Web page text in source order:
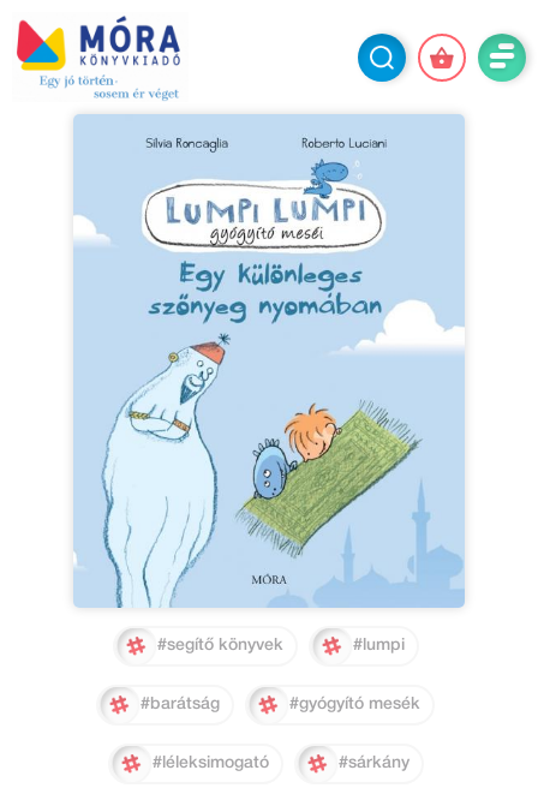
#segítő könyvek #lumpi
#barátság #gyógyító mesék
#léleksimogató #sárkány